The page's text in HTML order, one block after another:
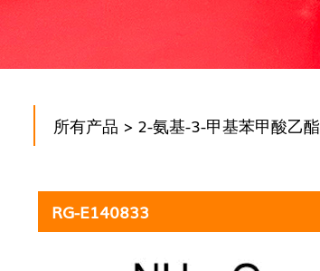
所有产品 > 2-氨基-3-甲基苯甲酸乙酯
RG-E140833